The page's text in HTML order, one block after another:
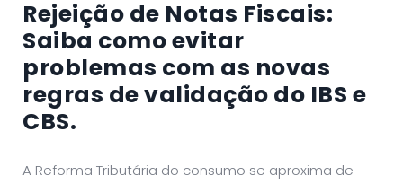
Rejeição de Notas Fiscais:
Saiba como evitar
problemas com as novas
regras de validação do IBS e
CBS.
A Reforma Tributária do consumo se aproxima de